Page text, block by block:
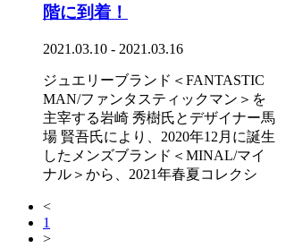
階に到着！
2021.03.10 - 2021.03.16
ジュエリーブランド＜FANTASTIC
MAN/ファンタスティックマン＞を
主宰する岩崎 秀樹氏とデザイナー馬
場 賢吾氏により、2020年12月に誕生
したメンズブランド＜MINAL/マイ
ナル＞から、2021年春夏コレクシ
<
1
>